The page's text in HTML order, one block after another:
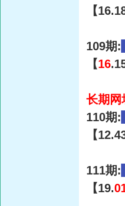
【
109期:
【16
长期网
110期:
【
111期:
【19.